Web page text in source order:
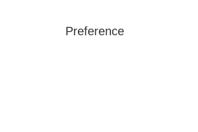
Preference